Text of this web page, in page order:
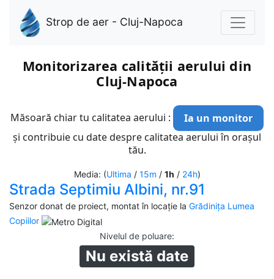
Strop de aer - Cluj-Napoca
Monitorizarea calității aerului din
Cluj-Napoca
Măsoară chiar tu calitatea aerului :
Ia un monitor
și contribuie cu date despre calitatea aerului în orașul
tău.
Media: (Ultima / 15m / 1h / 24h)
Strada Septimiu Albini, nr.91
Senzor donat de proiect, montat în locație la Grădinița Lumea
Copiilor
Nivelul de poluare:
Nu există date